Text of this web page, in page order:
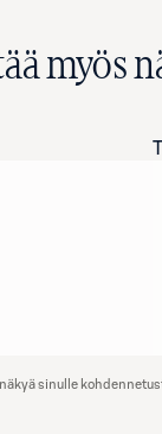
myös
sinulle